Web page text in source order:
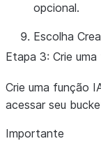
}
}
opcional.
Escolha
Etapa 3: Crie
Crie uma função
acessar seu
Importante